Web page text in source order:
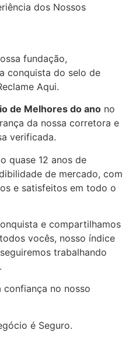
dos Nossos
fundação,
conquista do selo de
Aqui.
de Melhores do ano no
da nossa corretora e
verificada.
quase 12 anos de
de mercado, com
e satisfeitos em todo o
e compartilhamos
vocês, nosso índice
trabalhando
no nosso
é Seguro.